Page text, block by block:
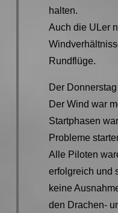
halten.
Auch die ULer
Rundflüge.
Der
Der Wind war
Startphasen
Probleme
Alle Piloten
erfolgreich und
keine
den Drachen-